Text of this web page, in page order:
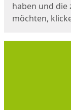
haben und
möchten,